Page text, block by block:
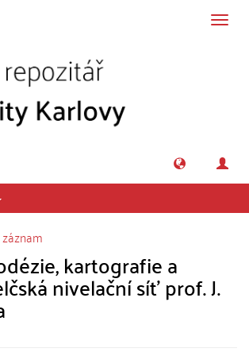
kartografie a
nivelační síť prof. J.